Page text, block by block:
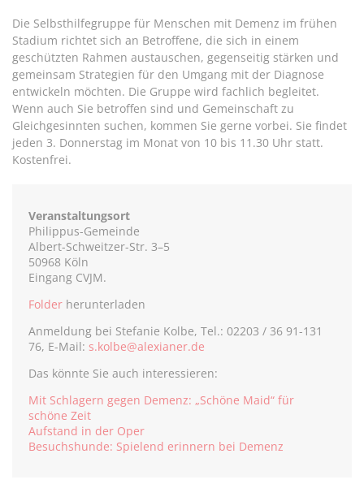
Die Selbsthilfegruppe für Menschen mit Demenz im frühen
Stadium richtet sich an Betroffene, die sich in einem
geschützten Rahmen austauschen, gegenseitig stärken und
gemeinsam Strategien für den Umgang mit der Diagnose
entwickeln möchten. Die Gruppe wird fachlich begleitet.
Wenn auch Sie betroffen sind und Gemeinschaft zu
Gleichgesinnten suchen, kommen Sie gerne vorbei. Sie findet
jeden 3. Donnerstag im Monat von 10 bis 11.30 Uhr statt.
Kostenfrei.
Veranstaltungsort
Philippus-Gemeinde
Albert-Schweitzer-Str. 3–5
50968 Köln
Eingang CVJM.
Folder herunterladen
Anmeldung bei Stefanie Kolbe, Tel.: 02203 / 36 91-131
76, E-Mail: s.kolbe@alexianer.de
Das könnte Sie auch interessieren:
Mit Schlagern gegen Demenz: „Schöne Maid“ für
schöne Zeit
Aufstand in der Oper
Besuchshunde: Spielend erinnern bei Demenz